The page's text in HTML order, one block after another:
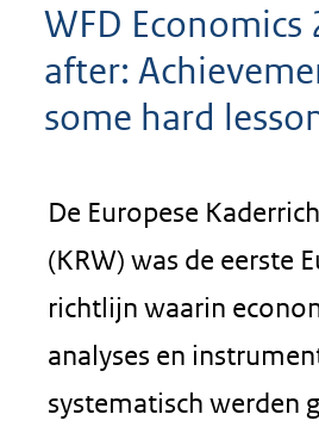
WFD Economics
after:
some hard
De Europese
(KRW) was de eerste
richtlijn waarin
analyses en
systematisch werden